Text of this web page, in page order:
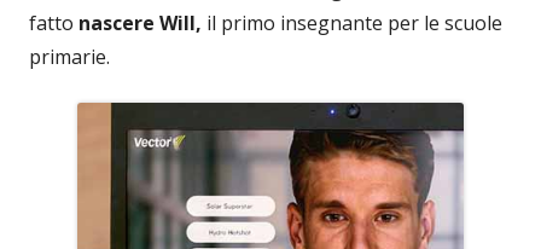
fatto nascere Will, il primo insegnante per le scuole
primarie.